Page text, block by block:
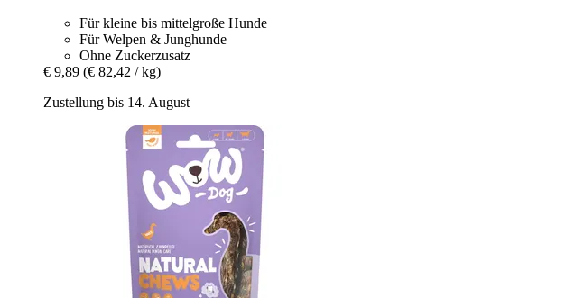
Für kleine bis mittelgroße Hunde
Für Welpen & Junghunde
Ohne Zuckerzusatz
€ 9,89 (€ 82,42 / kg)
Zustellung bis 14. August